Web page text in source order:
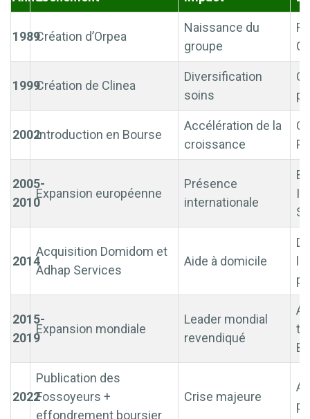
1989Création d’Orpea
Naissance du
groupe
1999Création de Clinea
Diversification
soins
2002Introduction en Bourse
Accélération de la
croissance
2005-
2010
Expansion européenne
Présence
internationale
2014
Acquisition Domidom et
Adhap Services
Aide à domicile
2015-
2019
Expansion mondiale
Leader mondial
revendiqué
2022
Publication des
Fossoyeurs +
effondrement boursier
Crise majeure